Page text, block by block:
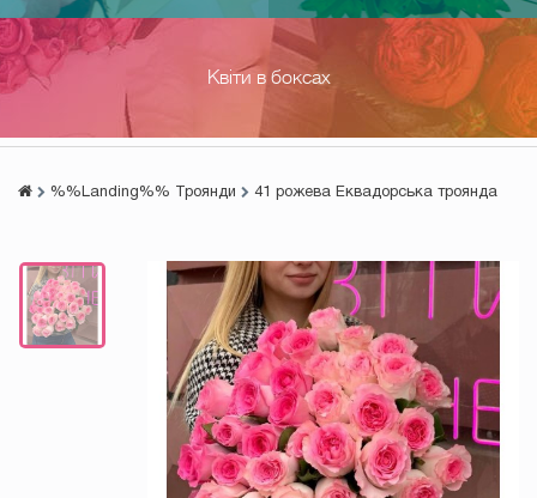
Квіти в боксах
%%Landing%% Троянди 41 рожева Еквадорська троянда